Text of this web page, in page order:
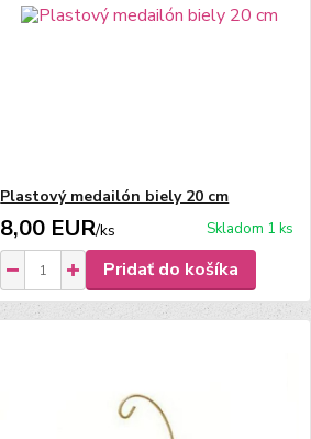
Plastový medailón biely 20 cm
8,00 EUR/ks Skladom 1 ks
Pridať do košíka